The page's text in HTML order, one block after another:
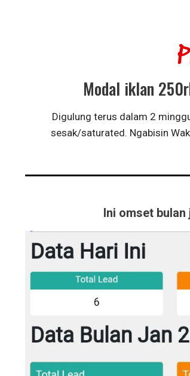
Modal iklan
Digulung terus dalam 2
sesak/saturated. Ngabisin
Ini omset